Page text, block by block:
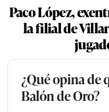
Paco López,
la filial de
¿Qué opina de
Balón de Oro?